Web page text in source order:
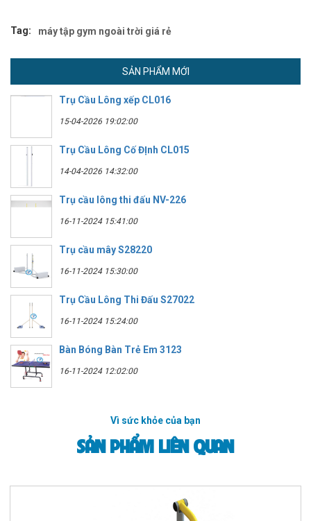
Tag: máy tập gym ngoài trời giá rẻ
SẢN PHẨM MỚI
Trụ Cầu Lông xếp CL016
15-04-2026 19:02:00
Trụ Cầu Lông Cố ĐỊnh CL015
14-04-2026 14:32:00
Trụ cầu lông thi đấu NV-226
16-11-2024 15:41:00
Trụ cầu mây S28220
16-11-2024 15:30:00
Trụ Cầu Lông Thi Đấu S27022
16-11-2024 15:24:00
Bàn Bóng Bàn Trẻ Em 3123
16-11-2024 12:02:00
Vì sức khỏe của bạn
SẢN PHẨM LIÊN QUAN